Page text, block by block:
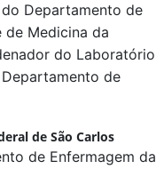
Departamento de
de Medicina da
do Laboratório
de
de São Carlos
de Enfermagem da